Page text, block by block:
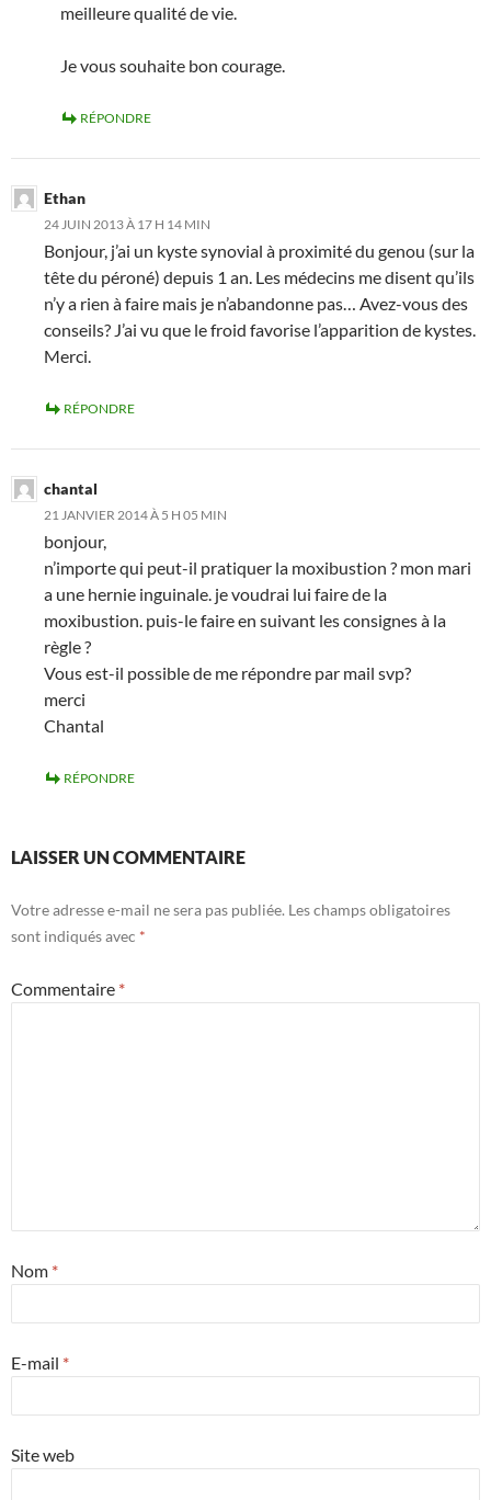
meilleure qualité de vie.
Je vous souhaite bon courage.
RÉPONDRE
Ethan
24 JUIN 2013 À 17 H 14 MIN
Bonjour, j’ai un kyste synovial à proximité du genou (sur la
tête du péroné) depuis 1 an. Les médecins me disent qu’ils
n’y a rien à faire mais je n’abandonne pas… Avez-vous des
conseils? J’ai vu que le froid favorise l’apparition de kystes.
Merci.
RÉPONDRE
chantal
21 JANVIER 2014 À 5 H 05 MIN
bonjour,
n’importe qui peut-il pratiquer la moxibustion ? mon mari
a une hernie inguinale. je voudrai lui faire de la
moxibustion. puis-le faire en suivant les consignes à la
règle ?
Vous est-il possible de me répondre par mail svp?
merci
Chantal
RÉPONDRE
LAISSER UN COMMENTAIRE
Votre adresse e-mail ne sera pas publiée. Les champs obligatoires
sont indiqués avec *
Commentaire *
Nom *
E-mail *
Site web